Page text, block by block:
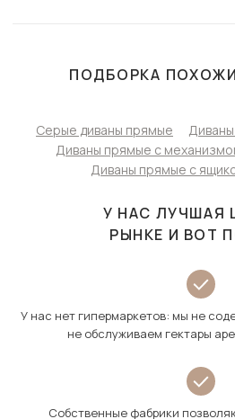
ПОДБОРКА
Серые диваны прямые
Диваны прямые с
Диваны прямые с
У НАС ЛУЧШАЯ
РЫНКЕ И ВОТ
У нас нет гипермаркетов: мы не
не обслуживаем гектары
Собственные фабрики